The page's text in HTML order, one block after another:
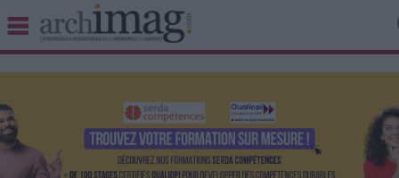
BIBLIOTHÈQUE ÉDITION
UNIVERS DATA
TRAVAIL COLLABORATIF